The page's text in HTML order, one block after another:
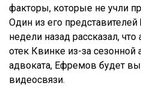
факторы, которые не учли
Один из его представителей
недели назад рассказал,
отек Квинке из-за сезонной
адвоката, Ефремов будет
видеосвязи.